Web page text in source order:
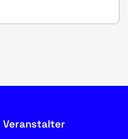
Veranstalter